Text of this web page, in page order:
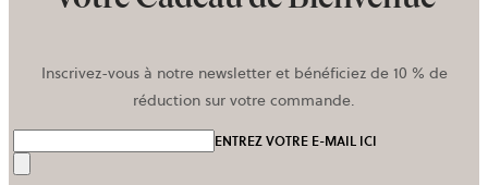
Inscrivez-vous à notre newsletter et bénéficiez de 10 % de
réduction sur votre commande.
ENTREZ VOTRE E-MAIL ICI